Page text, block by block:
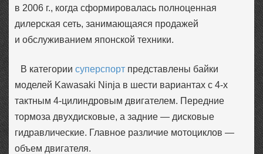
в 2006 г., когда сформировалась полноценная
дилерская сеть, занимающаяся продажей
и обслуживанием японской техники.
В категории суперспорт представлены байки
моделей Kawasaki Ninja в шести вариантах с 4-х
тактным 4-цилиндровым двигателем. Передние
тормоза двухдисковые, а задние — дисковые
гидравлические. Главное различие мотоциклов —
объем двигателя.